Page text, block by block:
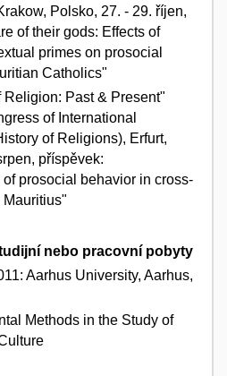
Polsko, 27. - 29. říjen,
of their gods: Effects of
primes on prosocial
Catholics"
Past & Present"
of International
of Religions), Erfurt,
příspěvek:
prosocial behavior in cross-
nebo pracovní pobyty
Aarhus University, Aarhus,
Methods in the Study of